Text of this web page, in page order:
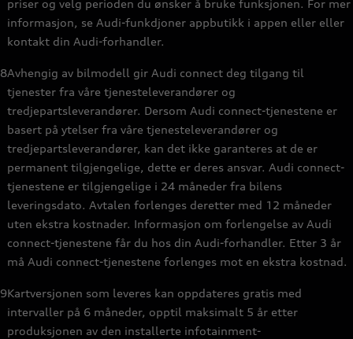
priser og velg perioden du ønsker å bruke funksjonen. For mer
informasjon, se Audi-funkdjoner appbutikk i appen eller eller
kontakt din Audi-forhandler.
8Avhengig av bilmodell gir Audi connect deg tilgang til
tjenester fra våre tjenesteleverandører og
tredjepartsleverandører. Dersom Audi connect-tjenestene er
basert på ytelser fra våre tjenesteleverandører og
tredjepartsleverandører, kan det ikke garanteres at de er
permanent tilgjengelige, dette er deres ansvar. Audi connect-
tjenestene er tilgjengelige i 24 måneder fra bilens
leveringsdato. Avtalen forlenges deretter med 12 måneder
uten ekstra kostnader. Informasjon om forlengelse av Audi
connect-tjenestene får du hos din Audi-forhandler. Etter 3 år
må Audi connect-tjenestene forlenges mot en ekstra kostnad.
9Kartversjonen som leveres kan oppdateres gratis med
intervaller på 6 måneder, opptil maksimalt 5 år etter
produksjonen av den installerte infotainment-